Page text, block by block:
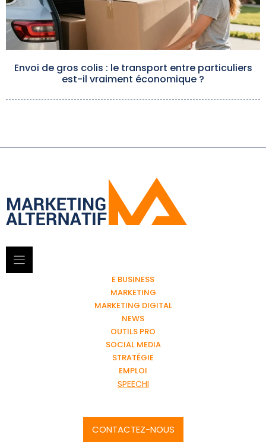
Envoi de gros colis : le transport entre particuliers
est-il vraiment économique ?
E BUSINESS
MARKETING
MARKETING DIGITAL
NEWS
OUTILS PRO
SOCIAL MEDIA
STRATÉGIE
EMPLOI
SPEECHI
CONTACTEZ-NOUS